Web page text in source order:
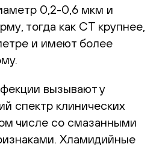
0,2-0,6 мкм и
тогда как СТ крупнее,
и имеют более
вызывают у
спектр клинических
числе со смазанными
Хламидийные